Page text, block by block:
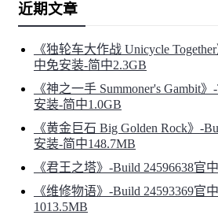
近期文章
《独轮车大作战 Unicycle
中免安装-简中2.3GB
《神之一手 Summoner's Gambit
安装-简中1.0GB
《黄金巨石 Big Golden Rock》-
安装-简中148.7MB
《君王之塔》-Build 24596638官
《维修物语》-Build 24593369官
1013.5MB